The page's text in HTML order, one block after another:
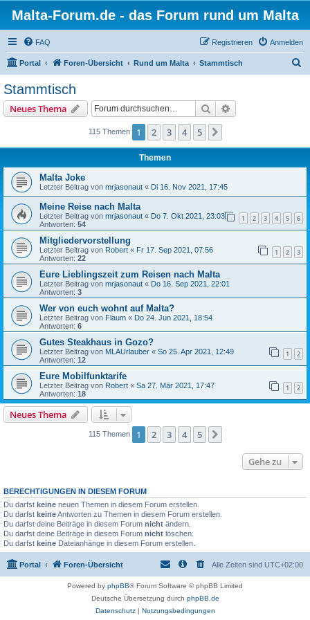
Malta-Forum.de - das Forum rund um Malta
FAQ Anmelden
Registrieren
Portal Foren-Übersicht Rund um Malta Stammtisch
Stammtisch
Neues Thema Suche
115 Themen 1 2 3 4 5
Themen
Malta Joke
Letzter Beitrag von mrjasonaut « Di 16. Nov 2021, 17:45
Meine Reise nach Malta
Letzter Beitrag von mrjasonaut « Do 7. Okt 2021, 23:03
Antworten: 54
1 2 3 4 5 6
Mitgliedervorstellung
Letzter Beitrag von Robert « Fr 17. Sep 2021, 07:56
Antworten: 22
1 2 3
Eure Lieblingszeit zum Reisen nach Malta
Letzter Beitrag von mrjasonaut « Do 16. Sep 2021, 22:01
Antworten: 3
Wer von euch wohnt auf Malta?
Letzter Beitrag von Flaum « Do 24. Jun 2021, 18:54
Antworten: 6
Gutes Steakhaus in Gozo?
Letzter Beitrag von MLAUrlauber « So 25. Apr 2021, 12:49
Antworten: 12
1 2
Eure Mobilfunktarife
Letzter Beitrag von Robert « Sa 27. Mär 2021, 17:47
Antworten: 18
1 2
Neues Thema
115 Themen 1 2 3 4 5
Gehe zu
BERECHTIGUNGEN IN DIESEM FORUM
Du darfst keine neuen Themen in diesem Forum erstellen.
Du darfst keineAntworten zu Themen in diesem Forum erstellen.
Du darfst deine Beiträge in diesem Forum nicht ändern.
Du darfst deine Beiträge in diesem Forum nicht löschen.
Du darfst keine Dateianhänge in diesem Forum erstellen.
Portal Foren-Übersicht Alle Zeiten sind UTC+02:00
Powered by phpBB® Forum Software © phpBB Limited
Deutsche Übersetzung durch phpBB.de
Datenschutz| Nutzungsbedingungen